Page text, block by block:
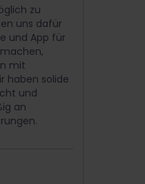
zu
uns dafür
und App für
mit
haben solide
und
an